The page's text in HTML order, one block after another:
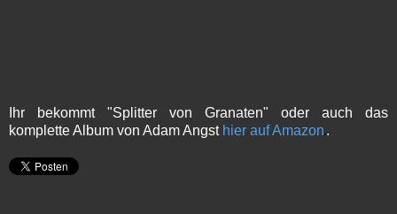
Ihr bekommt "Splitter von Granaten" oder auch das
komplette Album von Adam Angst hier auf Amazon .